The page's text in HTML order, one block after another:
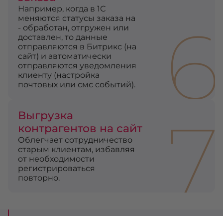
Например, когда в 1С
меняются статусы заказа на
- обработан, отгружен или
доставлен, то данные
отправляются в Битрикс (на
сайт) и автоматически
отправляются уведомления
клиенту (настройка
почтовых или смс событий).
6
Выгрузка
контрагентов на сайт
Облегчает сотрудничество
старым клиентам, избавляя
от необходимости
регистрироваться
повторно.
7